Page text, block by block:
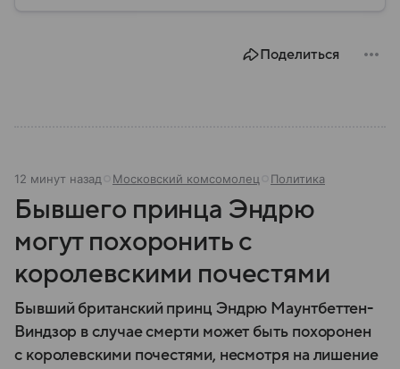
Разбираемся, как устроена Госдума, какие
Поделиться
12 минут назад Московский комсомолец Политика
Бывшего принца Эндрю
могут похоронить с
королевскими почестями
Бывший британский принц Эндрю Маунтбеттен-
Виндзор в случае смерти может быть похоронен
с королевскими почестями, несмотря на лишение